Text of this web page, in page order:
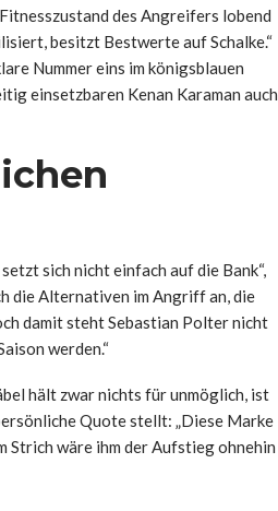
des Angreifers lobend
besitzt Bestwerte auf Schalke.“
Nummer eins im königsblauen
einsetzbaren Kenan Karaman auch
sich nicht einfach auf die Bank“,
die Alternativen im Angriff an, die
damit steht Sebastian Polter nicht
werden.“
hält zwar nichts für unmöglich, ist
Quote stellt: „Diese Marke
Strich wäre ihm der Aufstieg ohnehin